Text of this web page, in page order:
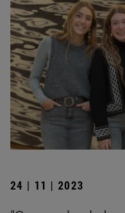
24 | 11 | 2023